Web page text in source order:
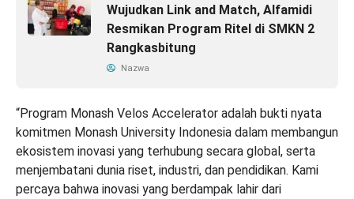
Wujudkan Link and Match, Alfamidi
Resmikan Program Ritel di SMKN 2
Rangkasbitung
Nazwa
“Program Monash Velos Accelerator adalah bukti nyata
komitmen Monash University Indonesia dalam membangun
ekosistem inovasi yang terhubung secara global, serta
menjembatani dunia riset, industri, dan pendidikan. Kami
percaya bahwa inovasi yang berdampak lahir dari